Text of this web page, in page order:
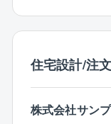
時には施工中に
をすることもご
の知識も求めら
【キャリアについ
住宅設計/注
株式会社サン